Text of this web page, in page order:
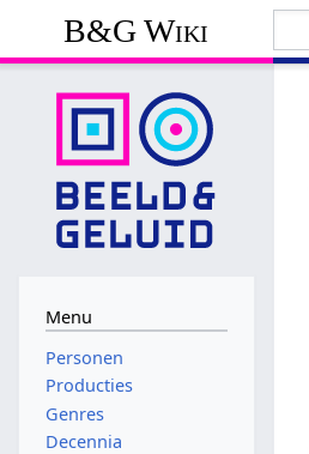
B&G Wiki
Menu
Personen
Producties
Genres
Decennia